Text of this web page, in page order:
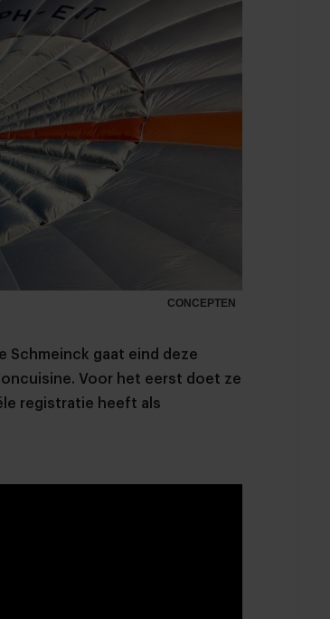
CONCEPTEN
Schmeinck gaat eind deze
Voor het eerst doet ze
registratie heeft als